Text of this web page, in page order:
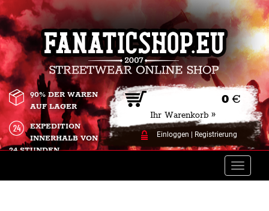
0 €
Ihr Warenkorb »
Einloggen Registrierung
90% DER WAREN
AUF LAGER
EXPEDITION
INNERHALB VON
24 STUNDEN.
Toggle